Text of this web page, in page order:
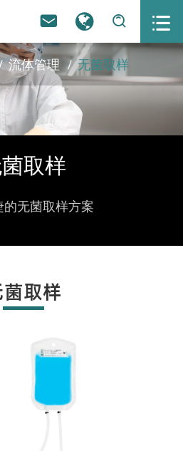
  
流体管理 无菌取样
取样
的无菌取样方案
取样